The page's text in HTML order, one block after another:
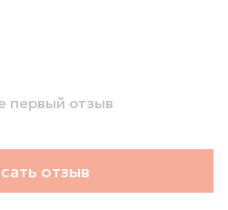
первый отзыв
отзыв